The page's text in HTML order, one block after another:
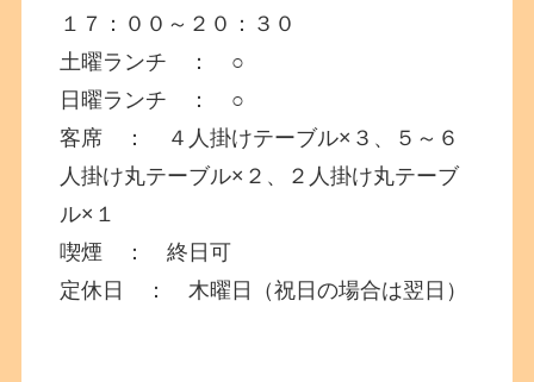
１７：００～２０：３０
土曜ランチ ： ○
日曜ランチ ： ○
客席 ： ４人掛けテーブル×３、５～６
人掛け丸テーブル×２、２人掛け丸テーブ
ル×１
喫煙 ： 終日可
定休日 ： 木曜日（祝日の場合は翌日）